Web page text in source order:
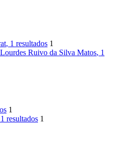
, 1 resultados 1
Ruivo da Silva Matos, 1
1
resultados 1